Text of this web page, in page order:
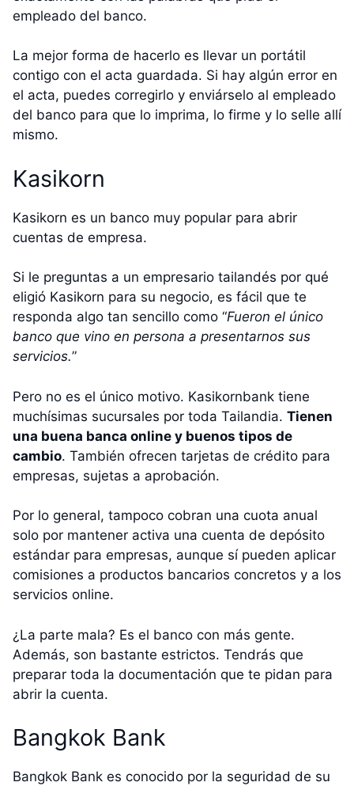
empleado del banco.
La mejor forma de hacerlo es llevar un portátil
contigo con el acta guardada. Si hay algún error en
el acta, puedes corregirlo y enviárselo al empleado
del banco para que lo imprima, lo firme y lo selle allí
mismo.
Kasikorn
Kasikorn es un banco muy popular para abrir
cuentas de empresa.
Si le preguntas a un empresario tailandés por qué
eligió Kasikorn para su negocio, es fácil que te
responda algo tan sencillo como “Fueron el único
banco que vino en persona a presentarnos sus
servicios.”
Pero no es el único motivo. Kasikornbank tiene
muchísimas sucursales por toda Tailandia. Tienen
una buena banca online y buenos tipos de
cambio. También ofrecen tarjetas de crédito para
empresas, sujetas a aprobación.
Por lo general, tampoco cobran una cuota anual
solo por mantener activa una cuenta de depósito
estándar para empresas, aunque sí pueden aplicar
comisiones a productos bancarios concretos y a los
servicios online.
¿La parte mala? Es el banco con más gente.
Además, son bastante estrictos. Tendrás que
preparar toda la documentación que te pidan para
abrir la cuenta.
Bangkok Bank
Bangkok Bank es conocido por la seguridad de su